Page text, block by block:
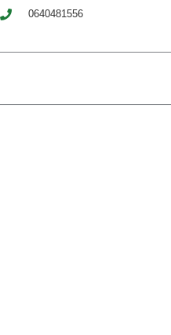
0640481556